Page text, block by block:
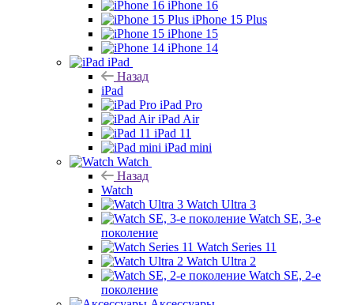
iPhone 16
iPhone 15 Plus
iPhone 15
iPhone 14
iPad
Назад
iPad
iPad Pro
iPad Air
iPad 11
iPad mini
Watch
Назад
Watch
Watch Ultra 3
Watch SE, 3-е
поколение
Watch Series 11
Watch Ultra 2
Watch SE, 2-е
поколение